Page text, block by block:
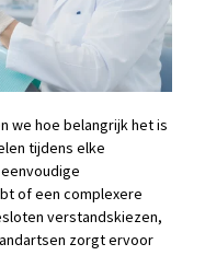
we hoe belangrijk het is
tijdens elke
of een complexere
verstandskiezen,
zorgt ervoor